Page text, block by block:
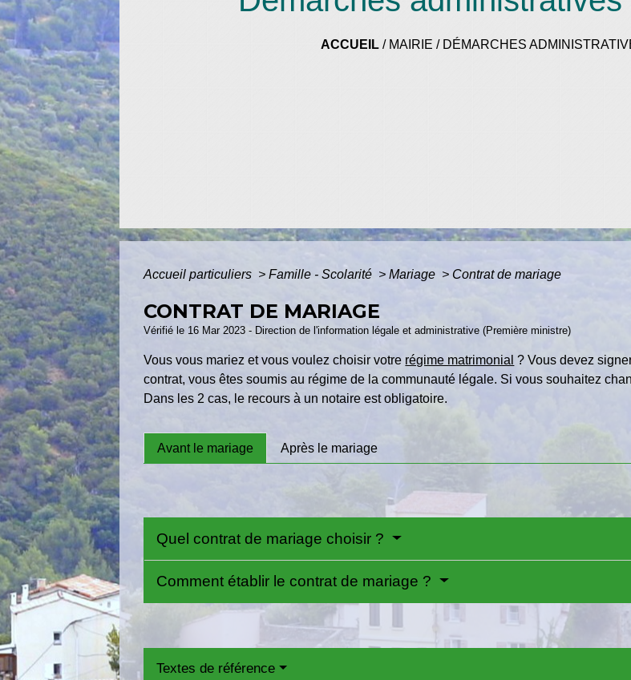
ACCUEIL/ MAIRIE / DÉMARCHES
Accueil particuliers > Famille - Scolarité > Mariage > Contrat de mariage
CONTRAT DE MARIAGE
Vérifié le 16 Mar 2023 - Direction de l'information légale et administrative (Première ministre)
Vous vous mariez et vous voulez choisir votre régime matrimonial ? Vous devez
contrat, vous êtes soumis au régime de la communauté légale. Si vous souhaitez
Dans les 2 cas, le recours à un notaire est obligatoire.
Avant le mariage Après le mariage
Quel contrat de mariage choisir ?
Comment établir le contrat de mariage ?
Textes de référence